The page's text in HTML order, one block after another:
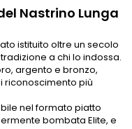
Nastrino Lunga
istituito oltre un secolo
a chi lo indossa.
argento e bronzo,
riconoscimento più
nel formato piatto
bombata Elite, e